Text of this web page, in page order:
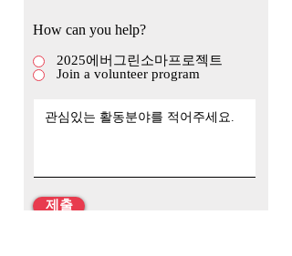
How can you help?
2025에버그린소마프로젝트
Join a volunteer program
제출